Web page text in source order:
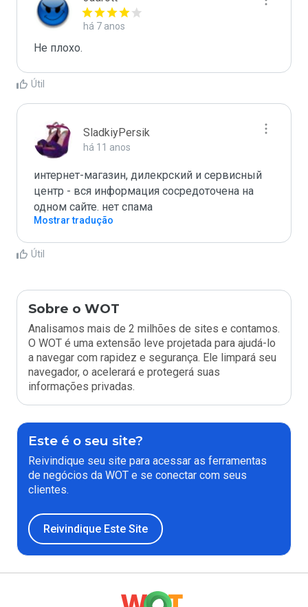
há 7 anos
Не плохо.
Útil
SladkiyPersik
há 11 anos
интернет-магазин, дилекрский и сервисный
центр - вся информация сосредоточена на
одном сайте. нет спама
Mostrar tradução
Útil
Sobre o WOT
Analisamos mais de 2 milhões de sites e contamos.
O WOT é uma extensão leve projetada para ajudá-lo
a navegar com rapidez e segurança. Ele limpará seu
navegador, o acelerará e protegerá suas
informações privadas.
Este é o seu site?
Reivindique seu site para acessar as ferramentas
de negócios da WOT e se conectar com seus
clientes.
Reivindique Este Site